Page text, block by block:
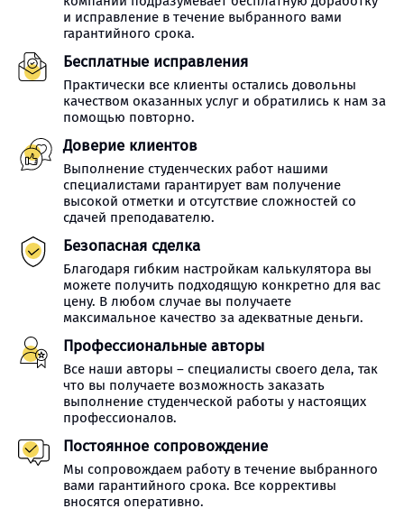
и исправление в течение выбранного вами
гарантийного срока.
Бесплатные исправления
Практически все клиенты остались довольны
качеством оказанных услуг и обратились к нам за
помощью повторно.
Доверие клиентов
Выполнение студенческих работ нашими
специалистами гарантирует вам получение
высокой отметки и отсутствие сложностей со
сдачей преподавателю.
Безопасная сделка
Благодаря гибким настройкам калькулятора вы
можете получить подходящую конкретно для вас
цену. В любом случае вы получаете
максимальное качество за адекватные деньги.
Профессиональные авторы
Все наши авторы – специалисты своего дела, так
что вы получаете возможность заказать
выполнение студенческой работы у настоящих
профессионалов.
Постоянное сопровождение
Мы сопровождаем работу в течение выбранного
вами гарантийного срока. Все коррективы
вносятся оперативно.